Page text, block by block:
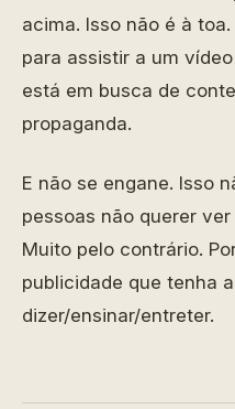
acima. Isso não é à
para assistir a um
está em busca de
propaganda.
E não se engane. Isso
pessoas não querer
Muito pelo contrário.
publicidade que tenha
dizer/ensinar/entreter.